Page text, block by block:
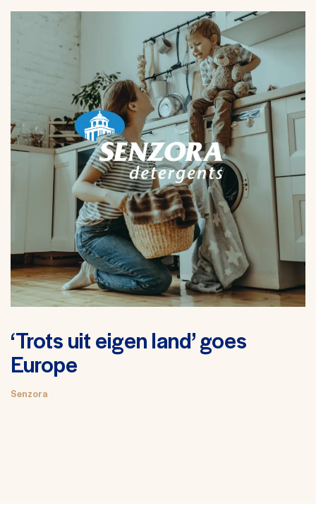
‘Trots uit eigen land’ goes
Europe
Senzora